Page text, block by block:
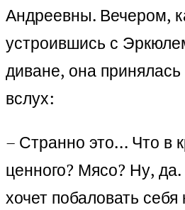
Андреевны. Вечером,
устроившись с
диване, она
вслух:
– Странно это… Что в
ценного? Мясо? Ну,
хочет побаловать себя